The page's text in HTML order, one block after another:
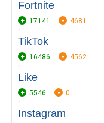
Fortnite
17141 4681
TikTok
16486 4562
Like
5546 0
Instagram